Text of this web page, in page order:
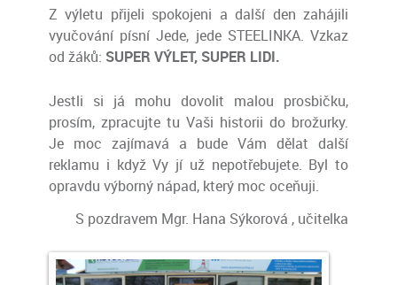
Z výletu přijeli spokojeni a další den zahájili
vyučování písní Jede, jede STEELINKA. Vzkaz
od žáků: SUPER VÝLET, SUPER LIDI.
Jestli si já mohu dovolit malou prosbičku,
prosím, zpracujte tu Vaši historii do brožurky.
Je moc zajímavá a bude Vám dělat další
reklamu i když Vy jí už nepotřebujete. Byl to
opravdu výborný nápad, který moc oceňuji.
S pozdravem Mgr. Hana Sýkorová , učitelka